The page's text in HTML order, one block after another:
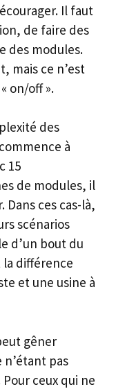
Il faut
de faire des
des modules.
mais ce n’est
on/off ».
des
à
15
de modules, il
ces cas-là,
scénarios
d’un bout du
différence
et une usine à
gêner
pas
ceux qui ne